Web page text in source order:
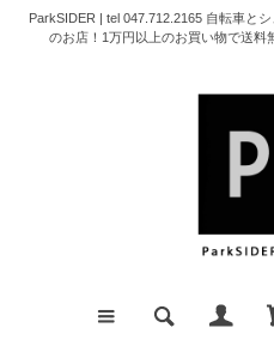
ParkSIDER | tel 047.712.2165 自転車と
のお店！1万円以上のお買い物で送料